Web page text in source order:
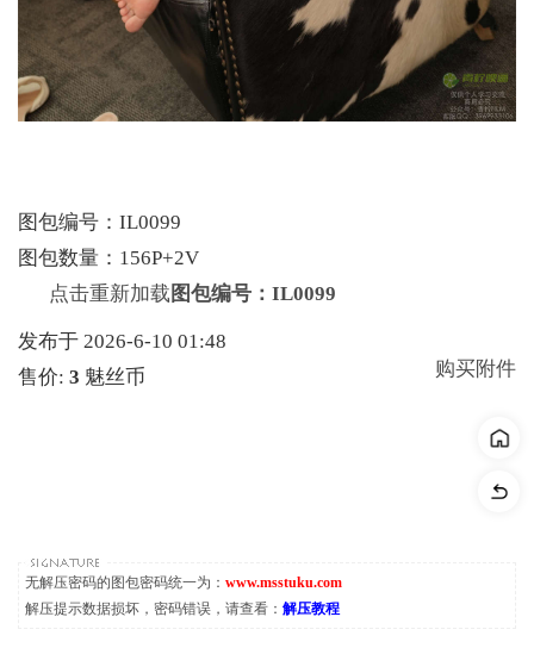
图包编号：IL0099
图包数量：156P+2V
点击重新加载 图包编号：IL0099
发布于 2026-6-10 01:48
售价: 3 魅丝币 购买附件
无解压密码的图包密码统一为： www.msstuku.com
解压提示数据损坏，密码错误，请查看： 解压教程